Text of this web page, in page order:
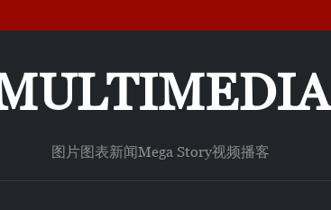
图片图表新闻Mega Story视频播客